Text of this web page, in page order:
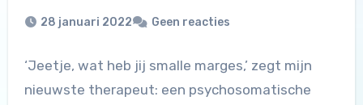
28 januari 2022 Geen reacties
‘Jeetje, wat heb jij smalle marges,’ zegt mijn
nieuwste therapeut: een psychosomatische